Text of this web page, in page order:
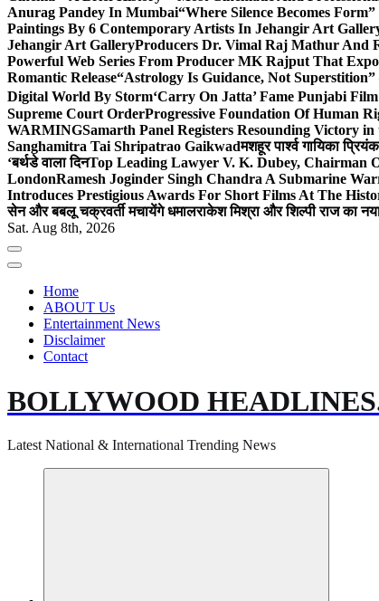
Anurag Pandey In Mumbai“Where Silence Becomes
Paintings By 6 Contemporary Artists In Jehangir Art
Jehangir Art GalleryProducers Dr. Vimal Raj Mathur And
Powerful Web Series From Producer MK Rajput That
Romantic Release“Astrology Is Guidance, Not
Digital World By Storm‘Carry On Jatta’ Fame Punjabi
Supreme Court OrderProgressive Foundation Of Human
WARMINGSamarth Panel Registers Resounding Victory
Sanghamitra Tai Shripatrao Gaikwadमशहूर पार्श्व गायिका
‘बर्थडे वाला दिनTop Leading Lawyer V. K. Dubey, Chairman
LondonRamesh Joginder Singh Chandra A Submarine
Introduces Prestigious Awards For Short Films At The
सेन और बबलू चक्रवर्ती मचायेंगे धमालराकेश मिश्रा और शिल्पी राज का
Sat. Aug 8th, 2026
Home
ABOUT Us
Entertainment News
Disclaimer
Contact
BOLLYWOOD
Latest National & International Trending News